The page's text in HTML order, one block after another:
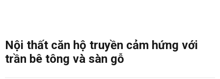
Nội thất căn hộ truyền cảm hứng với
trần bê tông và sàn gỗ